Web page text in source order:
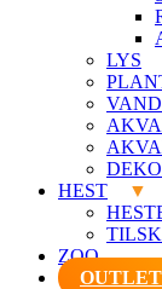
LYS
HEST
ZOO
OUTLET